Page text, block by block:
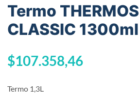
Termo THERMOS
CLASSIC 1300ml
$107.358,46
Termo 1,3L